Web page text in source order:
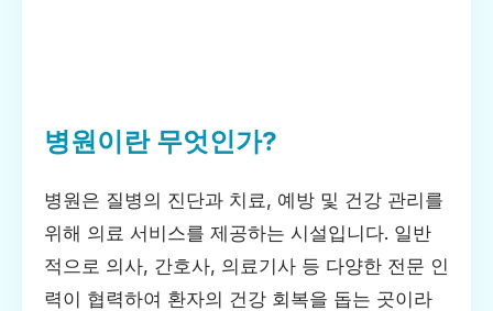
병원이란 무엇인가?
병원은 질병의 진단과 치료, 예방 및 건강 관리를
위해 의료 서비스를 제공하는 시설입니다. 일반
적으로 의사, 간호사, 의료기사 등 다양한 전문 인
력이 협력하여 환자의 건강 회복을 돕는 곳이라